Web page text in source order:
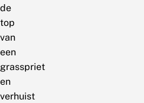
de
top
van
een
grasspriet
en
verhuist